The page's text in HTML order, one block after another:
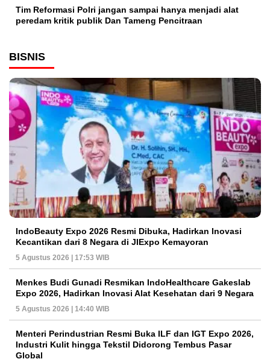
Tim Reformasi Polri jangan sampai hanya menjadi alat
peredam kritik publik Dan Tameng Pencitraan
BISNIS
IndoBeauty Expo 2026 Resmi Dibuka, Hadirkan Inovasi
Kecantikan dari 8 Negara di JIExpo Kemayoran
5 Agustus 2026 | 17:53 WIB
Menkes Budi Gunadi Resmikan IndoHealthcare Gakeslab
Expo 2026, Hadirkan Inovasi Alat Kesehatan dari 9 Negara
5 Agustus 2026 | 14:40 WIB
Menteri Perindustrian Resmi Buka ILF dan IGT Expo 2026,
Industri Kulit hingga Tekstil Didorong Tembus Pasar
Global